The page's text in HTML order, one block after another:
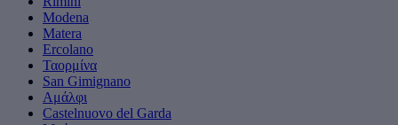
Modena
Matera
Ercolano
Ταορμίνα
San Gimignano
Αμάλφι
Castelnuovo del Garda